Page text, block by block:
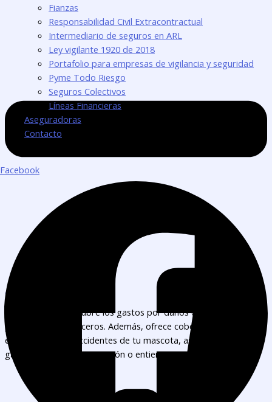
Fianzas
Responsabilidad Civil Extracontractual
Intermediario de seguros en ARL
Ley vigilante 1920 de 2018
Portafolio para empresas de vigilancia y seguridad
Pyme Todo Riesgo
Seguros Colectivos
Líneas Financieras
Aseguradoras
Contacto
Facebook
¿Que es?
Es una póliza que cubre los gastos por daños que tu mascota
pueda causar a terceros. Además, ofrece cobertura para
enfermedades o accidentes de tu mascota, así como para los
gastos exequiales (cremación o entierro).